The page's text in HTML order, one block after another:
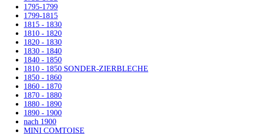
1795-1799
1799-1815
1815 - 1830
1810 - 1820
1820 - 1830
1830 - 1840
1840 - 1850
1810 - 1850 SONDER-ZIERBLECHE
1850 - 1860
1860 - 1870
1870 - 1880
1880 - 1890
1890 - 1900
nach 1900
MINI COMTOISE